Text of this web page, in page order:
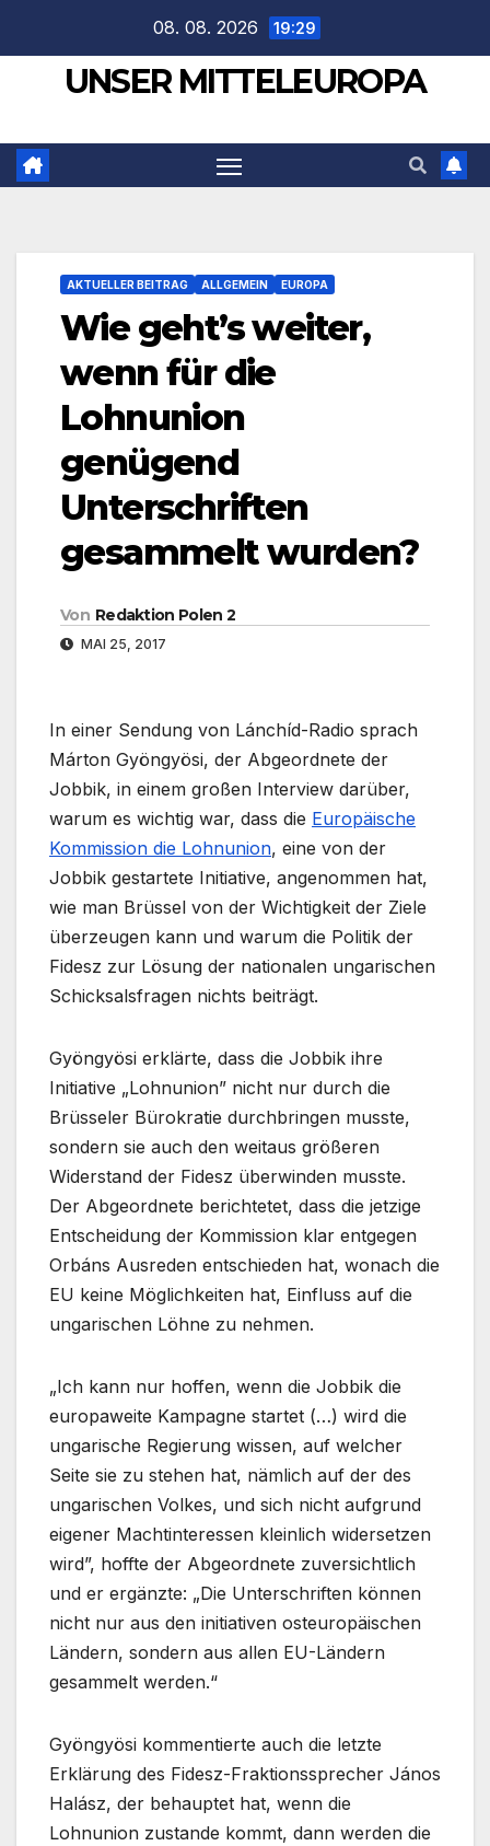
springen
08. 08. 2026 19:29
UNSER MITTELEUROPA
AKTUELLER BEITRAG ALLGEMEIN EUROPA
Wie geht’s weiter,
wenn für die
Lohnunion
genügend
Unterschriften
gesammelt wurden?
Von Redaktion Polen 2
MAI 25, 2017
In einer Sendung von Lánchíd-Radio sprach
Márton Gyöngyösi, der Abgeordnete der
Jobbik, in einem großen Interview darüber,
warum es wichtig war, dass die Europäische
Kommission die Lohnunion, eine von der
Jobbik gestartete Initiative, angenommen hat,
wie man Brüssel von der Wichtigkeit der Ziele
überzeugen kann und warum die Politik der
Fidesz zur Lösung der nationalen ungarischen
Schicksalsfragen nichts beiträgt.
Gyöngyösi erklärte, dass die Jobbik ihre
Initiative „Lohnunion” nicht nur durch die
Brüsseler Bürokratie durchbringen musste,
sondern sie auch den weitaus größeren
Widerstand der Fidesz überwinden musste.
Der Abgeordnete berichtetet, dass die jetzige
Entscheidung der Kommission klar entgegen
Orbáns Ausreden entschieden hat, wonach die
EU keine Möglichkeiten hat, Einfluss auf die
ungarischen Löhne zu nehmen.
„Ich kann nur hoffen, wenn die Jobbik die
europaweite Kampagne startet (…) wird die
ungarische Regierung wissen, auf welcher
Seite sie zu stehen hat, nämlich auf der des
ungarischen Volkes, und sich nicht aufgrund
eigener Machtinteressen kleinlich widersetzen
wird”, hoffte der Abgeordnete zuversichtlich
und er ergänzte: „Die Unterschriften können
nicht nur aus den initiativen osteuropäischen
Ländern, sondern aus allen EU-Ländern
gesammelt werden.“
Gyöngyösi kommentierte auch die letzte
Erklärung des Fidesz-Fraktionssprecher János
Halász, der behauptet hat, wenn die
Lohnunion zustande kommt, dann werden die